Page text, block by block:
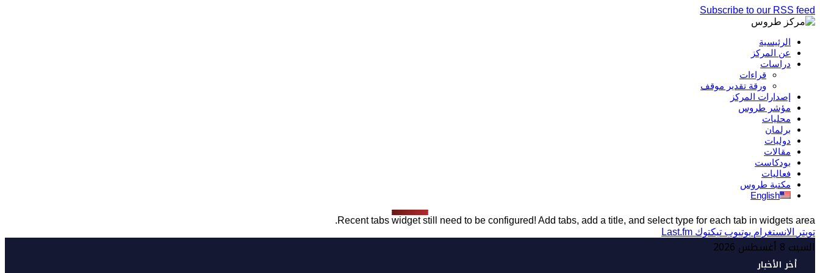
Subscribe to our RSS feed
الرئيسية
عن المركز
دراسات
قراءات
ورقة تقدير موقف
إصدارات المركز
مؤشر طروس
محليات
برلمان
دوليات
مقالات
بودكاست
فعاليات
مكتبة طروس
English
Recent tabs widget still need to be configured! Add tabs, add a title, and select type for each tab in widgets area.
تويتر
الانستغرام يوتيوب تيكتوك Last.fm
السبت 8 أغسطس 2026
أخر الأخبار